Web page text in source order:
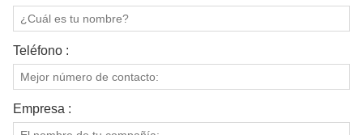
Teléfono :
Empresa :